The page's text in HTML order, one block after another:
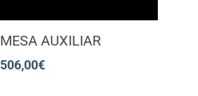
MESA AUXILIAR
506,00€